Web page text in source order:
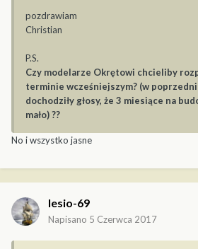
pozdrawiam
Christian
P.S.
Czy modelarze Okrętowi chcieliby
terminie wcześniejszym? (w
dochodziły głosy, że 3 miesiące na
mało) ??
No i wszystko jasne
lesio-69
Napisano 5 Czerwca 2017